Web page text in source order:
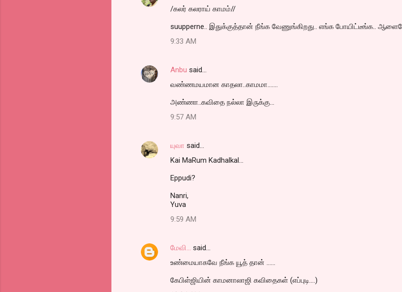
/கலர் கலராய் காமம்//
suupperne.. இதுக்குத்தான் நீங்க வேணுங்கிறது.. எங்க போயிட்டீங்க..
9:33 AM
Anbu said…
வண்ணமயமான காதலா..காமமா.......
அண்ணா..கவிதை நல்லா இருக்கு...
9:57 AM
யுவா said…
Kai MaRum Kadhalkal...
Eppudi?
Nanri,
Yuva
9:59 AM
மேவி... said…
உண்மையாகவே நீங்க யூத் தான் ......
கேபிள்ஜியின் காமனாலாஜி கவிதைகள் (எப்புடி....)